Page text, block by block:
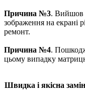
Причина №3. Вийшов
зображення на екрані
ремонт.
Причина №4.
цьому випадку
Швидка і якісна